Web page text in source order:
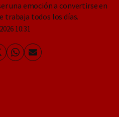
una emoción a convertirse en
trabaja todos los días.
10:31
Whatsapp
Enviar